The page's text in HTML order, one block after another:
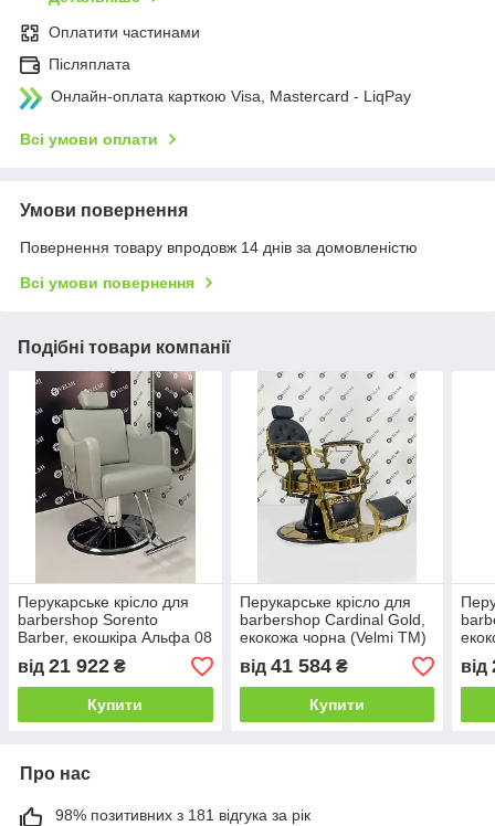
Оплатити частинами
Післяплата
Онлайн-оплата карткою Visa, Mastercard - LiqPay
Всі умови оплати
Умови повернення
Повернення товару впродовж 14 днів за домовленістю
Всі умови повернення
Подібні товари компанії
Перукарське крісло для
barbershop Sorento
Barber, екошкіра Альфа 08
(Velmi TM)
від 21 922 ₴
Купити
Перукарське крісло для
barbershop Cardinal Gold,
екокожа чорна (Velmi TM)
від 41 584₴
Купити
від
Про нас
98% позитивних з 181 відгука за рік